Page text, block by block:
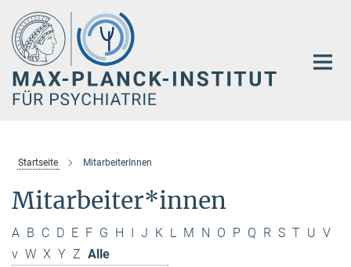
Hauptinhalt
Startseite MitarbeiterInnen
Mitarbeiter*innen
A B C D E F G H I J K L M N O P Q R S T U V
v W X Y Z Alle